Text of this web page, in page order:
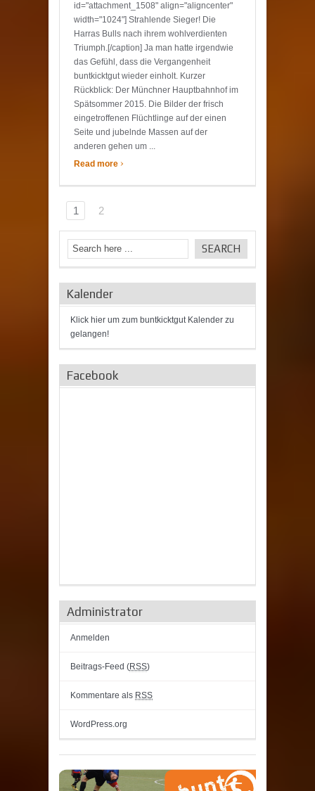
id="attachment_1508" align="aligncenter"
width="1024"] Strahlende Sieger! Die
Harras Bulls nach ihrem wohlverdienten
Triumph.[/caption] Ja man hatte irgendwie
das Gefühl, dass die Vergangenheit
buntkicktgut wieder einholt. Kurzer
Rückblick: Der Münchner Hauptbahnhof im
Spätsommer 2015. Die Bilder der frisch
eingetroffenen Flüchtlinge auf der einen
Seite und jubelnde Massen auf der
anderen gehen um ...
Read more ›
1 2
Kalender
Klick hier um zum buntkicktgut Kalender zu
gelangen!
Facebook
Administrator
Anmelden
Beitrags-Feed (RSS)
Kommentare als RSS
WordPress.org